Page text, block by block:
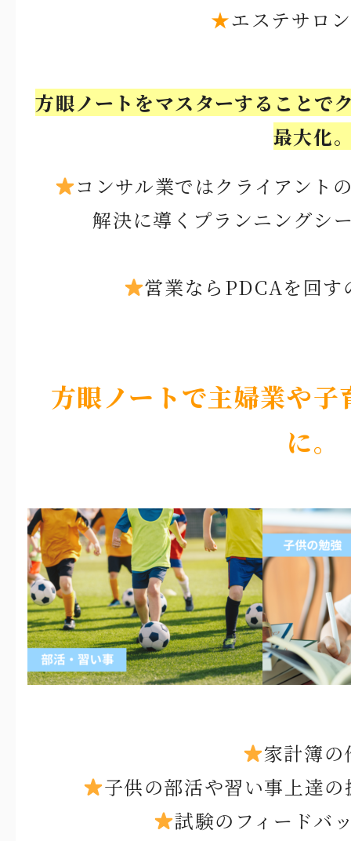
★エステサロ
方眼ノートをマスターすることで
最大化
コンサル業ではクライアント
解決に導くプランニングシ
営業ならPDCAを回す
方眼ノートで主婦業や
に。
家計簿の
子供の部活や習い事上達
試験のフィードバ